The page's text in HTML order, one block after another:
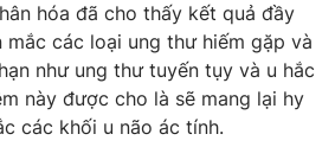
Thị Mỹ Hạnh, Phạm Quốc Thắng,
931 - 024.38 355 932
024.66 897 897
hóa đã cho thấy kết quả đầy
mắc các loại ung thư hiếm gặp và
như ung thư tuyến tụy và u hắc
này được cho là sẽ mang lại hy
các khối u não ác tính.